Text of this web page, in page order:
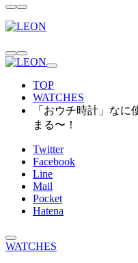
TOP
WATCHES
「おウチ時計」な
まる〜！
Twitter
Facebook
Line
Mail
Pocket
Hatena
WATCHES